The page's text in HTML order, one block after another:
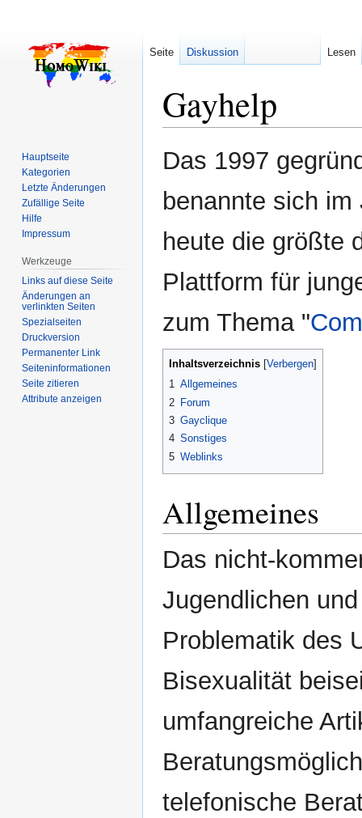
Gayhelp
Zur
Navigation
Zur
Suche
Das 1997
benannte sich
heute die größte
Plattform für
zum Thema "
Inhaltsverzeichnis
1 Allgemeines
2 Forum
3 Gayclique
4 Sonstiges
5 Weblinks
Allgemeines
Das nicht-
Jugendlichen
Problematik des
Bisexualität
umfangreiche
telefonische
Seite Diskussion Lesen
Hauptseite
Kategorien
Letzte Änderungen
Zufällige Seite
Hilfe
Impressum
Werkzeuge
Links auf diese Seite
Änderungen an
verlinkten Seiten
Spezialseiten
Druckversion
Permanenter Link
Seiten­­informationen
Seite zitieren
Attribute anzeigen